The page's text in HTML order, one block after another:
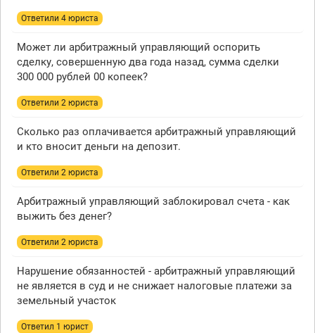
Ответили 4 юристa
Может ли арбитражный управляющий оспорить
сделку, совершенную два года назад, сумма сделки
300 000 рублей 00 копеек?
Ответили 2 юристa
Сколько раз оплачивается арбитражный управляющий
и кто вносит деньги на депозит.
Ответили 2 юристa
Арбитражный управляющий заблокировал счета - как
выжить без денег?
Ответили 2 юристa
Нарушение обязанностей - арбитражный управляющий
не является в суд и не снижает налоговые платежи за
земельный участок
Ответил 1 юрист